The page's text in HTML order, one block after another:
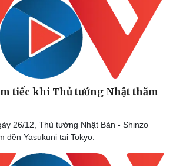
Công nghệ
Sành điệu
Trải nghiệm
tiếc khi Thủ tướng Nhật thăm
26/12, Thủ tướng Nhật Bản - Shinzo
đền Yasukuni tại Tokyo.